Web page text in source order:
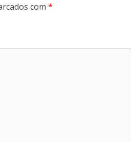
com *